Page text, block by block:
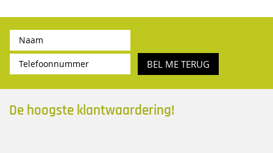
BEL ME TERUG
De hoogste klantwaardering!